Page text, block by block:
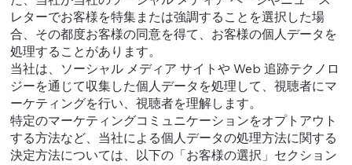
レターでお客様を特集または強調することを選択した場
合、その都度お客様の同意を得て、お客様の個人データを
処理することがあります。
当社は、ソーシャル メディア サイトや Web 追跡テクノロ
ジーを通じて収集した個人データを処理して、視聴者にマ
ーケティングを行い、視聴者を理解します。
特定のマーケティングコミュニケーションをオプトアウト
する方法など、当社による個人データの処理方法に関する
決定方法については、以下の「お客様の選択」セクション